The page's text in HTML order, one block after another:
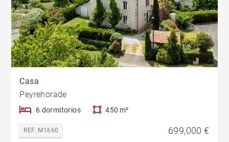
Casa
Peyrehorade
6 dormitorios 450 m²
REF. M1660 699,000 €